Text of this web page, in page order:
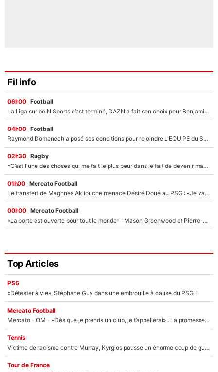
Fil info
06h00 Football
La Liga sur beIN Sports c’est terminé, DAZN a fait son choix pour Benjamin Da Silva et Omar Da Fonseca !
04h00 Football
Raymond Domenech a posé ses conditions pour rejoindre L'EQUIPE du Soir : Il refuse de faire l'émission avec un autre chroniqueur !
02h30 Rugby
«C’est l'une des choses qui me fait le plus peur dans le fait de devenir maman» : En couple avec Antoine Dupont, Iris Mittenaere s'inquiète déjà pour ses futurs enfants !
01h00 Mercato Football
Le transfert de Maghnes Akliouche menace Désiré Doué au PSG : «Je valide à 200%»
00h00 Mercato Football
«La porte est ouverte pour tout le monde» : Mason Greenwood et Pierre-Emerick Aubameyang ont quitté l'OM, Amine Gouiri balance sur la suite du mercato et sur la réaction du vestiaire !
Top Articles
PSG
«Détester à vie», Stéphane Guy dans une embrouille à cause du PSG !
Mercato Football
Mercato - OM - «Dès que je prends un club, je t’appellerai» : La promesse de Marcelino au moment de claquer la porte
Tennis
Victime de racisme contre Murray, Kyrgios pousse un énorme coup de gueule !
Tour de France